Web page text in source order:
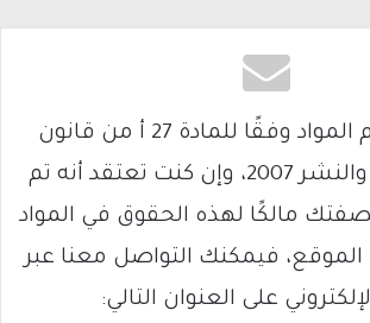
يتم الاستخدام المواد وفقًا للمادة 27 أ من قانون
حقوق التأليف والنشر 2007، وإن كنت تعتقد أنه تم
مالكًا لهذه الحقوق في المواد
الموقع، فيمكنك التواصل معنا عبر
على العنوان التالي: